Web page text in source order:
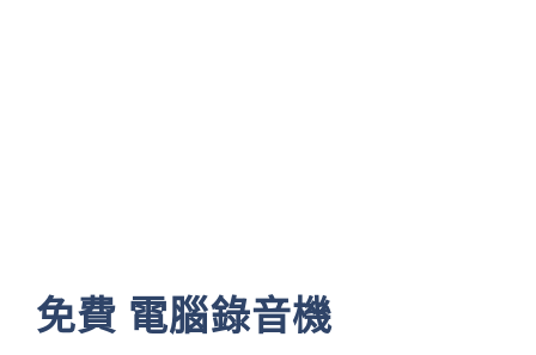
免費 電腦錄音機